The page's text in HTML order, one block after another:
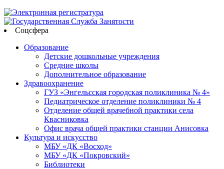
Соцсфера
Образование
Детские дошкольные учреждения
Средние школы
Дополнительное образование
Здравоохранение
ГУЗ «Энгельсская городская поликлиника № 4»
Педиатрическое отделение поликлиники № 4
Отделение общей врачебной практики села
Квасниковка
Офис врача общей практики станции Анисовка
Культура и искусство
МБУ «ДК «Восход»
МБУ «ДК «Покровский»
Библиотеки